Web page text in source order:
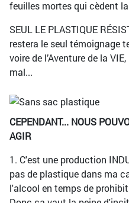
feuilles mortes qui cèdent
SEUL LE PLASTIQUE
restera le seul témoignage
voire de l’Aventure de la
mal...
CEPENDANT... NOUS
AGIR
1. C'est une production
pas de plastique dans ma
l'alcool en temps de